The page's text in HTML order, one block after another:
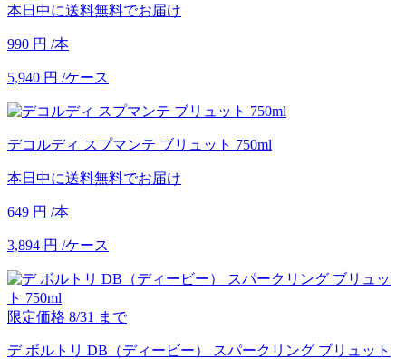
本日中に送料無料でお届け
990 円 /本
5,940 円 /ケース
デコルディ スプマンテ ブリュット 750ml
本日中に送料無料でお届け
649 円 /本
3,894 円 /ケース
限定価格 8/31 まで
デ ボルトリ DB（ディービー） スパークリング ブリュット